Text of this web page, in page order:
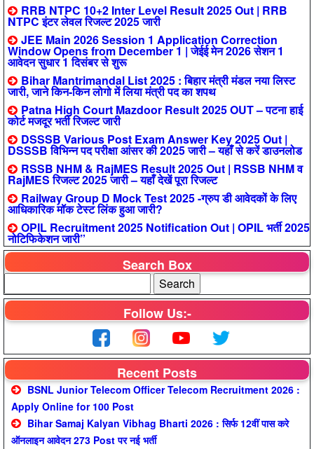
RRB NTPC 10+2 Inter Level Result 2025 Out | RRB
NTPC इंटर लेवल रिजल्ट 2025 जारी
JEE Main 2026 Session 1 Application Correction
Window Opens from December 1 | जेईई मेन 2026 सेशन 1
आवेदन सुधार 1 दिसंबर से शुरू
Bihar Mantrimandal List 2025 : बिहार मंत्री मंडल नया लिस्ट
जारी, जाने किन-किन लोगो में लिया मंत्री पद का शपथ
Patna High Court Mazdoor Result 2025 OUT – पटना हाई
कोर्ट मजदूर भर्ती रिजल्ट जारी
DSSSB Various Post Exam Answer Key 2025 Out |
DSSSB विभिन्न पद परीक्षा आंसर की 2025 जारी – यहाँ से करें डाउनलोड
RSSB NHM & RajMES Result 2025 Out | RSSB NHM व
RajMES रिजल्ट 2025 जारी – यहाँ देखें पूरा रिजल्ट
Railway Group D Mock Test 2025 -ग्रुप डी आवेदकों के लिए
आधिकारिक मॉक टेस्ट लिंक हुआ जारी?
OPIL Recruitment 2025 Notification Out | OPIL भर्ती 2025
नोटिफिकेशन जारी”
Search Box
Follow Us:-
Recent Posts
BSNL Junior Telecom Officer Telecom Recruitment 2026 :
Apply Online for 100 Post
Bihar Samaj Kalyan Vibhag Bharti 2026 : सिर्फ 12वीं पास करे
ऑनलाइन आवेदन 273 Post पर नई भर्ती